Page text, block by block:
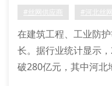
级不锈钢网在同等条件
给出专业建议
#丝网供应商 #河北丝
在建筑工程、工业防
长。据行业统计显示
破280亿元，其中河北